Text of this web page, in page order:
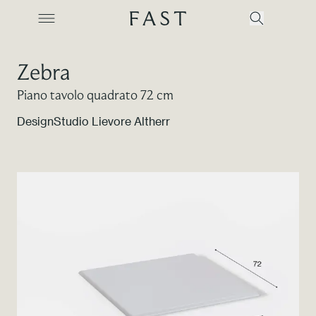
Color Revolution
Contatti
Zebra
Piano tavolo quadrato 72 cm
DesignStudio Lievore Altherr